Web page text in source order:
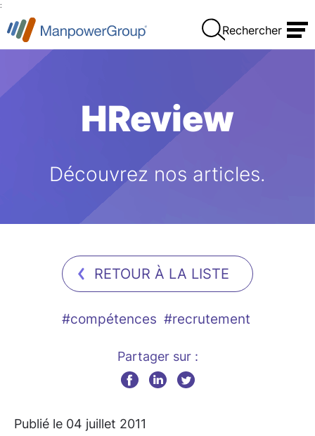
:
Rechercher
HReview
Découvrez nos articles.
RETOUR À LA LISTE
#compétences #recrutement
Partager sur :
Publié le 04 juillet 2011